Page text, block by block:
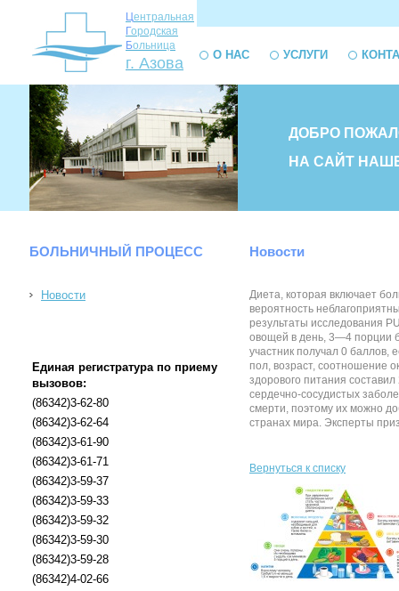
Центральная
Городская
Больница
г. Азова О НАС УСЛУГИ
ДОБРО
НА САЙТ
БОЛЬНИЧНЫЙ ПРОЦЕСС
Новости
Единая регистратура по приему
вызовов:
(86342)3-62-80
(86342)3-62-64
(86342)3-61-90
(86342)3-61-71
(86342)3-59-37
(86342)3-59-33
(86342)3-59-32
(86342)3-59-30
(86342)3-59-28
(86342)4-02-66
Новости
Диета, которая включает
вероятность
результаты исследования
овощей в день, 3—4 порции
участник получал 0 баллов,
пол, возраст, соотношение
здорового питания
сердечно-сосудистых
смерти, поэтому их можно
странах мира. Эксперты
Вернуться к списку